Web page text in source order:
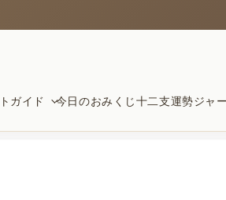
ガイド 今日のおみくじ十二支運勢ジャ